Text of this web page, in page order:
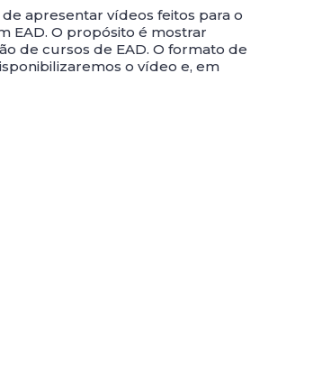
apresentar vídeos feitos para o
EAD. O propósito é mostrar
de cursos de EAD. O formato de
o vídeo e, em